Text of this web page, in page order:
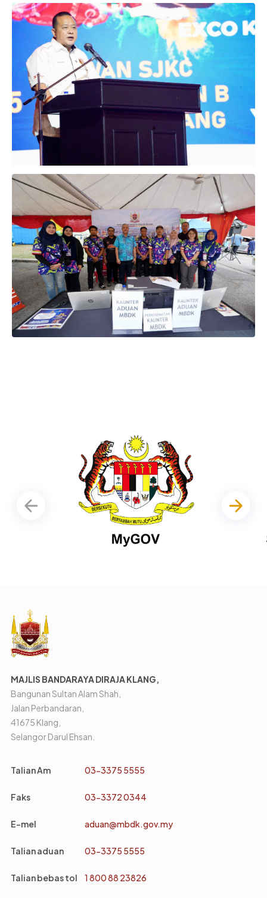
MAJLIS BANDARAYA DIRAJA KLANG,
Bangunan Sultan Alam Shah,
Jalan Perbandaran,
41675 Klang,
Selangor Darul Ehsan.
Talian Am 03-3375 5555
Faks 03-3372 0344
E-mel aduan@mbdk.gov.my
Talian aduan 03-3375 5555
Talian bebas tol 1 800 88 23826